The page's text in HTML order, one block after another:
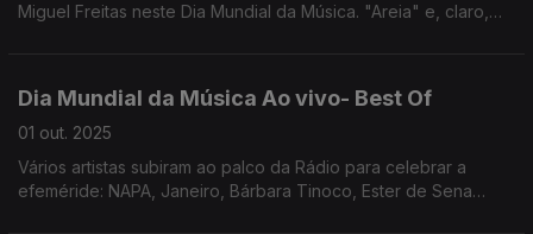
Miguel Freitas neste Dia Mundial da Música. "Areia" e, claro,
Dia Mundial da Música Ao vivo- Best Of
01 out. 2025
Vários artistas subiram ao palco da Rádio para celebrar a
efeméride: NAPA, Janeiro, Bárbara Tinoco, Ester de Sena